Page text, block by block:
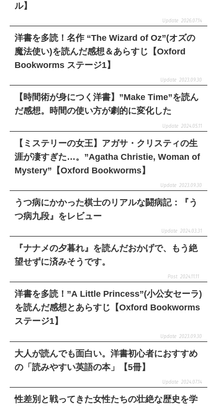
ル】
2026.07.14
洋書を多読！名作 “The Wizard of Oz”(オズの
魔法使い)を読んだ感想＆あらすじ【Oxford
Bookworms ステージ1】
2023.09.30
【時間術が身につく洋書】”Make Time”を読ん
だ感想。時間の使い方が劇的に変化した
2024.05.11
【ミステリーの女王】アガサ・クリスティの生
涯が凄すぎた…。”Agatha Christie, Woman of
Mystery”【Oxford Bookworms】
2023.09.30
うつ病にかかった棋士のリアルな闘病記：『う
つ病九段』をレビュー
2024.03.31
『ナナメの夕暮れ』を読んだおかげで、もう絶
望せずに済みそうです。
2024.11.11
洋書を多読！”A Little Princess”(小公女セーラ)
を読んだ感想とあらすじ【Oxford Bookworms
ステージ1】
2023.09.30
大人が読んでも面白い。洋書初心者におすすめ
の「読みやすい英語の本」【5冊】
2024.07.14
性差別と戦ってきた女性たちの壮絶な歴史を学